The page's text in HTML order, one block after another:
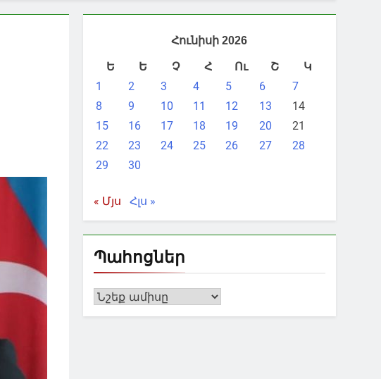
Հունիսի 2026
Ե Ե Չ Հ Ու Շ Կ
1 2 3 4 5 6
7
8
9 10 11 12 13
14
15
16 17 18 19 20
21
22
23 24 25 26 27
28
29
30
« Մյս Հլս »
Պահոցներ
Պահոցներ